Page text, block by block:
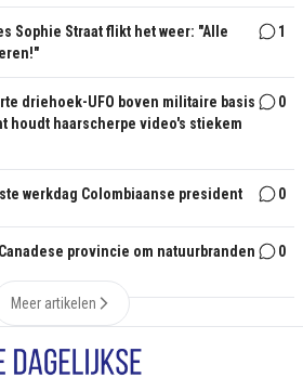
Sophie Straat flikt het weer: "Alle
1
driehoek-UFO boven militaire basis
houdt haarscherpe video's stiekem
0
werkdag Colombiaanse president 0
provincie om natuurbranden 0
Meer artikelen